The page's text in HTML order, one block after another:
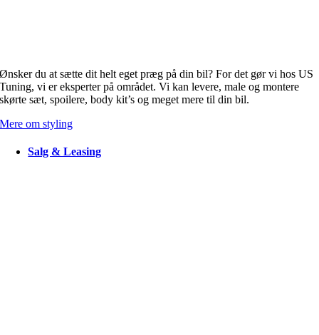
Ønsker du at sætte dit helt eget præg på din bil? For det gør vi hos US
Tuning, vi er eksperter på området. Vi kan levere, male og montere
skørte sæt, spoilere, body kit’s og meget mere til din bil.
Mere om styling
Salg & Leasing